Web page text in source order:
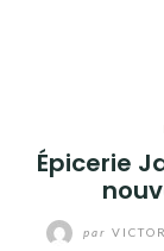
Épicerie
par